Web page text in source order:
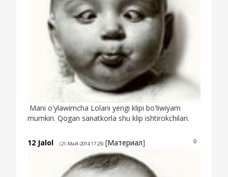
Mani o'ylawimcha Lolani yengi klipi bo'liwiyam
mumkin. Qogan sanatkorla shu klip ishtirokchilari.
0
12 Jalol (21-Май-2014 17:25) [Материал]